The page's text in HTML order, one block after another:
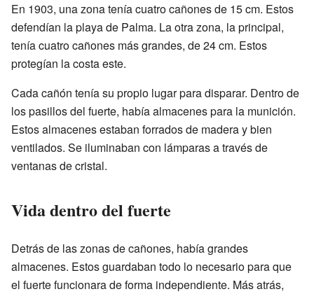
En 1903, una zona tenía cuatro cañones de 15 cm. Estos
defendían la playa de Palma. La otra zona, la principal,
tenía cuatro cañones más grandes, de 24 cm. Estos
protegían la costa este.
Cada cañón tenía su propio lugar para disparar. Dentro de
los pasillos del fuerte, había almacenes para la munición.
Estos almacenes estaban forrados de madera y bien
ventilados. Se iluminaban con lámparas a través de
ventanas de cristal.
Vida dentro del fuerte
Detrás de las zonas de cañones, había grandes
almacenes. Estos guardaban todo lo necesario para que
el fuerte funcionara de forma independiente. Más atrás,